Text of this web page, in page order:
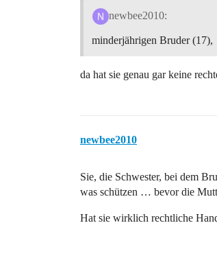
newbee2010:
minderjährigen Bruder (17),
da hat sie genau gar keine
newbee2010
Sie, die Schwester, bei dem
was schützen … bevor die
Hat sie wirklich rechtliche